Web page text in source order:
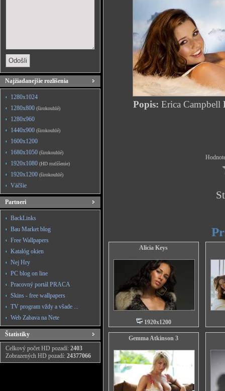
Najžiadanejšie rozlíšenia
1280x1024
1280x800 (širokouhlé)
1280x960
1440x900 (širokouhlé)
1600x1200
1680x1050 (širokouhlé)
1920x1080 (HD rozlíšenie)
1920x1200 (širokouhlé)
Väčšie
Partneri
BackLinks
Bau Market blog
Free Wallpapers
Katalóg okien
Nej Hry
PC blog on line
Pracovný portál PRACA
Skins - free wallpapers
TV program vždy a všade ...
Web Zabava na Nete
Štatistiky
Celkový počet HD pozadí: 2403
Zobrazených HD pozadí: 24377066
Popis: Erica Campbell
Alicia Keys
1920x1200
Gemma Atkinson 3